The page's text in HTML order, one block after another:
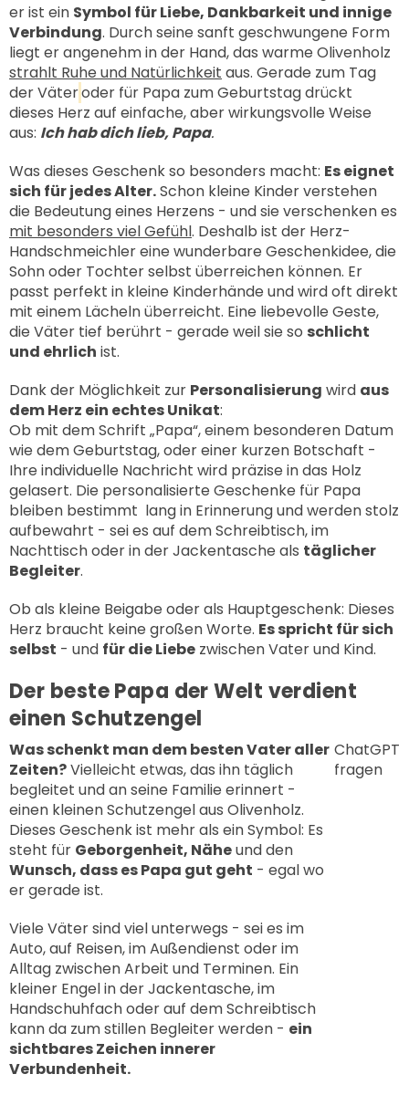
er ist ein Symbol für Liebe, Dankbarkeit und innige
Verbindung. Durch seine sanft geschwungene Form
liegt er angenehm in der Hand, das warme Olivenholz
strahlt Ruhe und Natürlichkeit aus. Gerade zum Tag
der Väteroder für Papa zum Geburtstag drückt
dieses Herz auf einfache, aber wirkungsvolle Weise
aus: Ich hab dich lieb, Papa.
Was dieses Geschenk so besonders macht: Es eignet
sich für jedes Alter.Schon kleine Kinder verstehen
die Bedeutung eines Herzens - und sie verschenken es
mit besonders viel Gefühl. Deshalb ist der Herz-
Handschmeichler eine wunderbare Geschenkidee, die
Sohn oder Tochter selbst überreichen können. Er
passt perfekt in kleine Kinderhände und wird oft direkt
mit einem Lächeln überreicht. Eine liebevolle Geste,
die Väter tief berührt - gerade weil sie so schlicht
und ehrlich ist.
Dank der Möglichkeit zur Personalisierung wird aus
dem Herz ein echtes Unikat:
Ob mit dem Schrift „Papa“, einem besonderen Datum
wie dem Geburtstag, oder einer kurzen Botschaft -
Ihre individuelle Nachricht wird präzise in das Holz
gelasert. Die personalisierte Geschenke für Papa
bleiben bestimmt lang in Erinnerung und werden stolz
aufbewahrt - sei es auf dem Schreibtisch, im
Nachttisch oder in der Jackentasche als täglicher
Begleiter.
Ob als kleine Beigabe oder als Hauptgeschenk: Dieses
Herz braucht keine großen Worte. Es spricht für sich
selbst - und für die Liebe zwischen Vater und Kind.
Der beste Papa der Welt verdient
einen Schutzengel
Was schenkt man dem besten Vater aller
Zeiten?Vielleicht etwas, das ihn täglich
begleitet und an seine Familie erinnert -
einen kleinenSchutzengel aus Olivenholz.
Dieses Geschenk ist mehr als ein Symbol: Es
steht für Geborgenheit, Näheund den
Wunsch, dass es Papa gut geht - egal wo
er gerade ist.
Viele Väter sind viel unterwegs - sei es im
Auto, auf Reisen, im Außendienst oder im
Alltag zwischen Arbeit und Terminen. Ein
kleiner Engel in der Jackentasche, im
Handschuhfach oder auf dem Schreibtisch
kann da zum stillen Begleiter werden - ein
sichtbares Zeichen innerer
Verbundenheit.
ChatGPT
fragen